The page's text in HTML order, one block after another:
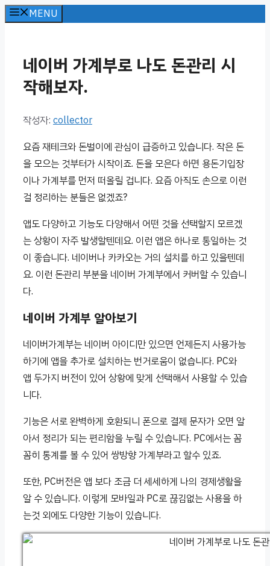
컨
MENU
네이버 가계부로 나도 돈관리 시
작해보자.
작성자: collector
요즘 재테크와 돈벌이에 관심이 급증하고 있습니다. 작은 돈
을 모으는 것부터가 시작이죠. 돈을 모은다 하면 용돈기입장
이나 가계부를 먼저 떠올릴 겁니다. 요즘 아직도 손으로 이런
걸 정리하는 분들은 없겠죠?
앱도 다양하고 기능도 다양해서 어떤 것을 선택할지 모르겠
는 상황이 자주 발생할텐데요. 이런 앱은 하나로 통일하는 것
이 좋습니다. 네이버나 카카오는 거의 설치를 하고 있을텐데
요. 이런 돈관리 부분을 네이버 가계부에서 커버할 수 있습니
다.
네이버 가계부 알아보기
네이버가계부는 네이버 아이디만 있으면 언제든지 사용가능
하기에 앱을 추가로 설치하는 번거로움이 없습니다. PC와
앱 두가지 버전이 있어 상황에 맞게 선택해서 사용할 수 있습
니다.
기능은 서로 완벽하게 호환되니 폰으로 결제 문자가 오면 알
아서 정리가 되는 편리함을 누릴 수 있습니다. PC에서는 꼼
꼼히 통계를 볼 수 있어 쌍방향 가계부라고 할수 있죠.
또한, PC버전은 앱 보다 조금 더 세세하게 나의 경제생활을
알 수 있습니다. 이렇게 모바일과 PC로 끊김없는 사용을 하
는것 외에도 다양한 기능이 있습니다.